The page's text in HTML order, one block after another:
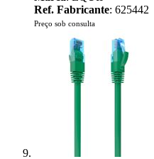
Ref. Fabricante: 625442
Preço sob consulta